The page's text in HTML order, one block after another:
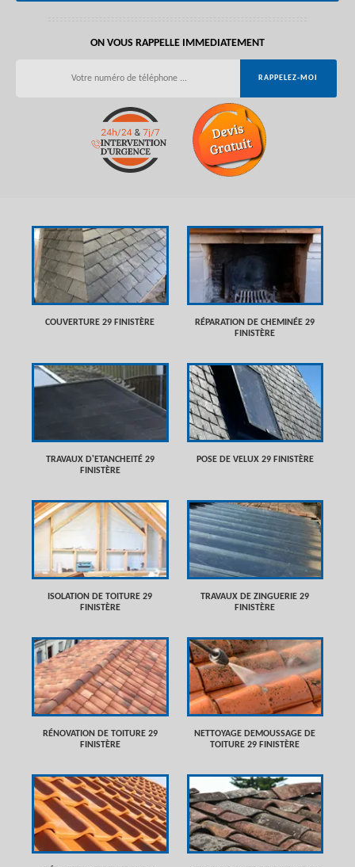
ON VOUS RAPPELLE IMMEDIATEMENT
COUVERTURE 29 FINISTÈRE
RÉPARATION DE CHEMINÉE 29
FINISTÈRE
TRAVAUX D'ETANCHEITÉ 29
FINISTÈRE
POSE DE VELUX 29 FINISTÈRE
ISOLATION DE TOITURE 29
FINISTÈRE
TRAVAUX DE ZINGUERIE 29
FINISTÈRE
RÉNOVATION DE TOITURE 29
FINISTÈRE
NETTOYAGE DEMOUSSAGE DE
TOITURE 29 FINISTÈRE